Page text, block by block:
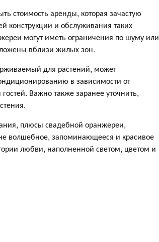
стоимость аренды, которая зачастую
конструкции и обслуживания таких
могут иметь ограничения по шуму или
вблизи жилых зон.
для растений, может
в зависимости от
Важно также заранее уточнить,
плюсы свадебной оранжереи,
волшебное, запоминающееся и красивое
любви, наполненной светом, цветом и